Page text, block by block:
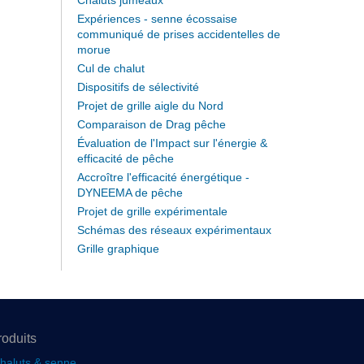
Expériences - senne écossaise
communiqué de prises accidentelles de
morue
Cul de chalut
Dispositifs de sélectivité
Projet de grille aigle du Nord
Comparaison de Drag pêche
Évaluation de l'Impact sur l'énergie &
efficacité de pêche
Accroître l'efficacité énergétique -
DYNEEMA de pêche
Projet de grille expérimentale
Schémas des réseaux expérimentaux
Grille graphique